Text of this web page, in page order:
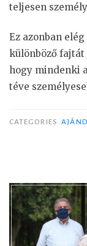
teljesen
Ez azonban
különböző fajtát
hogy mindenki
téve
CATEGORIES